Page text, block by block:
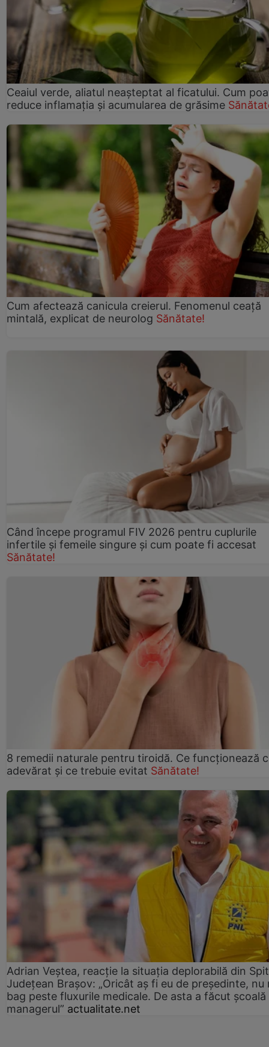
Ceaiul verde, aliatul neașteptat al ficatului. Cum
reduce inflamația și acumularea de grăsime
Cum afectează canicula creierul. Fenomenul ceață
mintală, explicat de neurolog Sănătate!
Când începe programul FIV 2026 pentru cuplurile
infertile şi femeile singure şi cum poate fi accesat
Sănătate!
8 remedii naturale pentru tiroidă. Ce funcționează
adevărat și ce trebuie evitat Sănătate!
Adrian Veștea, reacție la situația deplorabilă din
Județean Brașov: „Oricât aș fi eu de președinte, nu
bag peste fluxurile medicale. De asta a făcut școală
managerul” actualitate.net